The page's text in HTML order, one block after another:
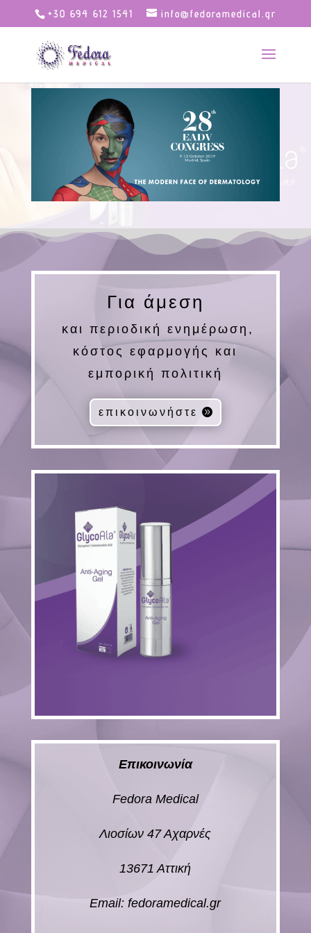
+30 694 612 1541 info@fedoramedical.gr
Για άμεση
και περιοδική ενημέρωση,
κόστος εφαρμογής και
εμπορική πολιτική
επικοινωνήστε
Επικοινωνία
Fedora Medical
Λιοσίων 47 Αχαρνές
13671 Αττική
Email: fedoramedical.gr